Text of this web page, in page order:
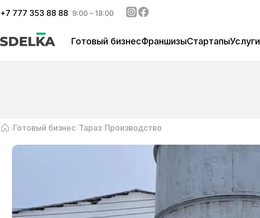
+7 777 353 88 88 9:00 – 18:00
Готовый бизнесФраншизыСтартапыУслуги
Готовый бизнес Тараз Производство